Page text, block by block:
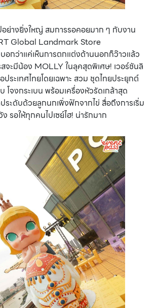
อย่างยิ่งใหญ่ สมการรอคอยมาก ๆ กับงาน
Global Landmark Store
อกว่าแค่เห็นการตกแต่งด้านนอกก็ว๊าวแล้ว
สจะมีน้อง MOLLY ในลุคสุดพิเศษ! เวอร์ชันลิ
ระเทศไทยโดยเฉพาะ สวม ชุดไทยประยุกต์
โจงกระเบน พร้อมเครื่องหัวรัดเกล้าสุด
ะดับด้วยลูกนกเพิ่งฟักจากไข่ สื่อถึงการเริ่ม
รอให้ทุกคนไปเซย์ไฮ! น่ารักมาก